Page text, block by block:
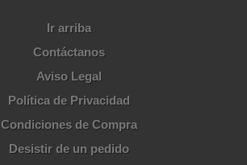
Ir arriba
Contáctanos
Aviso Legal
Política de Privacidad
Condiciones de Compra
Desistir de un pedido